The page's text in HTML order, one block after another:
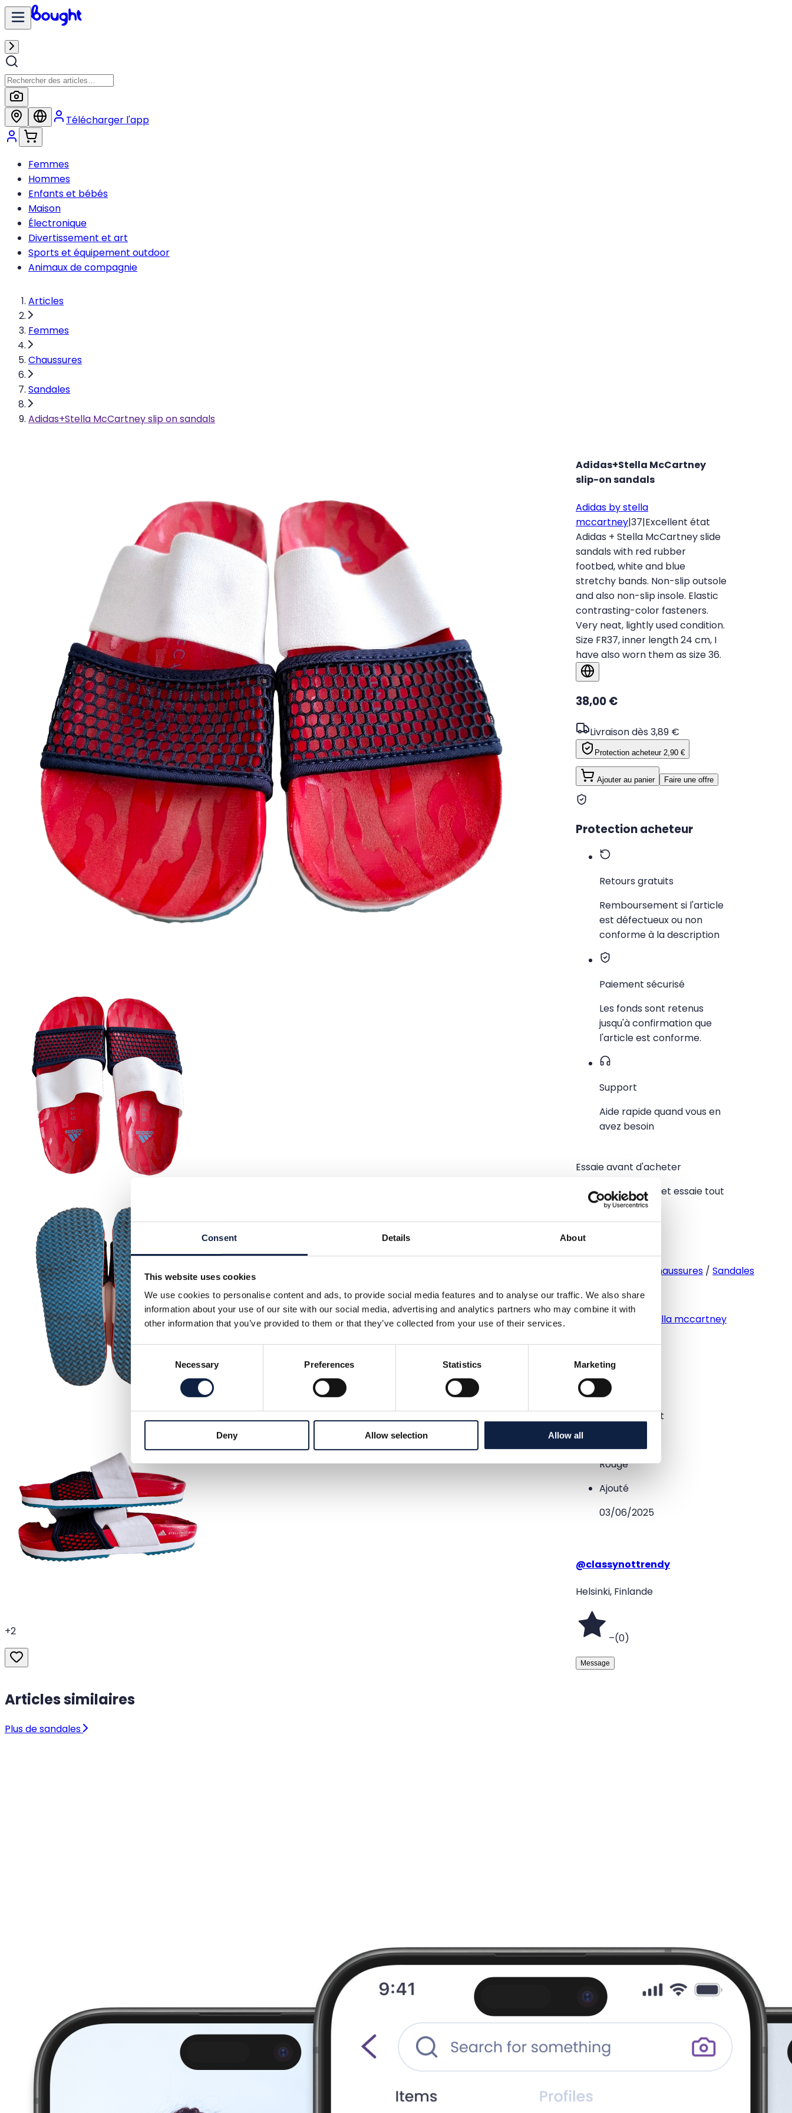
Consent Details About
This website uses cookies
We use cookies to personalise content and ads, to provide social media features and to analyse our traffic. We also share
information about your use of our site with our social media, advertising and analytics partners who may combine it with
other information that you’ve provided to them or that they’ve collected from your use of their services.
Consent
Selection
Necessary Preferences Statistics Marketing
Deny Allow selection Allow all
Télécharger l'app
Femmes
Hommes
Enfants et bébés
Maison
Électronique
Divertissement et art
Sports et équipement outdoor
Animaux de compagnie
Articles
Femmes
Chaussures
Sandales
Adidas+Stella McCartney slip on sandals
+2
Articles similaires
Plus de sandales
Adidas+Stella McCartney
slip-on sandals
Adidas by stella
mccartney|37|Excellent état
Adidas + Stella McCartney slide
sandals with red rubber
footbed, white and blue
stretchy bands. Non-slip outsole
and also non-slip insole. Elastic
contrasting-color fasteners.
Very neat, lightly used condition.
Size FR37, inner length 24 cm, I
have also worn them as size 36.
38,00 €
Livraison dès 3,89 €
Protection acheteur 2,90 €
Protection acheteur
Retours gratuits
Remboursement si l'article
est défectueux ou non
conforme à la description
Paiement sécurisé
Les fonds sont retenus
jusqu'à confirmation que
l'article est conforme.
Support
Aide rapide quand vous en
avez besoin
Essaie avant d'acheter
Upload une photo et essaie tout
Chaussures / Sandales
Marque
Adidas by stella mccartney
Taille
37
État
Excellent état
Rouge
Ajouté
03/06/2025
@classynottrendy
Helsinki, Finlande
–(0)
Message
Ajouter au panier Faire une offre